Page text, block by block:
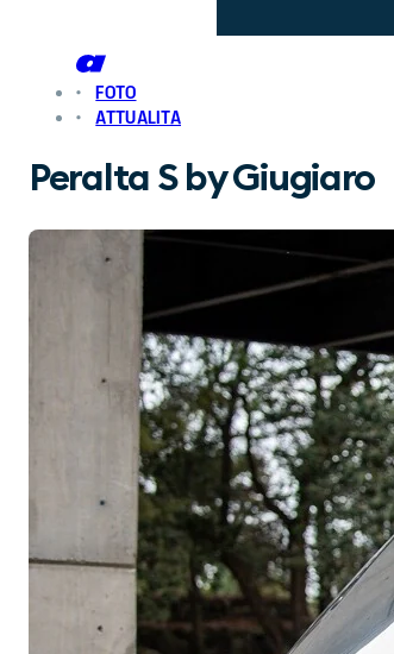
FOTO
ATTUALITA
Peralta S by Giugiaro